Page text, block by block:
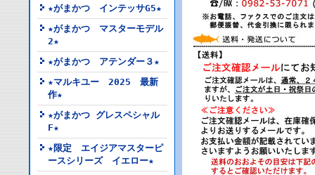
★がまかつ インテッサG5★
★がまかつ マスターモデル
2★
★がまかつ アテンダー３★
★マルキユー 2025 最新
作★
★がまかつ グレスペシャル
F★
★限定 エイジアマスターピ
ースシリーズ イエロー★